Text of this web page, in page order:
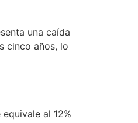
una caída
cinco años, lo
al 12%